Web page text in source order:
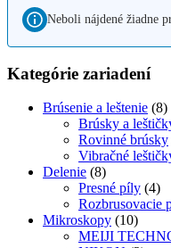
Neboli nájdené žiadne
Kategórie zariadení
Brúsenie a leštenie (8)
Brúsky a
Rovinné brúsky
Vibračné
Delenie (8)
Presné píly (4)
Rozbrusovacie
Mikroskopy (10)
MEIJI